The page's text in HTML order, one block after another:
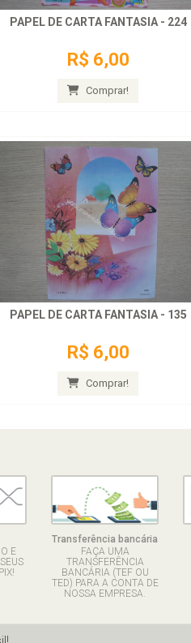
PAPEL DE CARTA FANTASIA - 224
R$ 6,00
Comprar!
PAPEL DE CARTA FANTASIA - 135
R$ 6,00
Comprar!
E
Transferência bancária
FAÇA UMA
TRANSFERÊNCIA
BANCÁRIA (TEF OU
TED) PARA A CONTA DE
NOSSA EMPRESA.